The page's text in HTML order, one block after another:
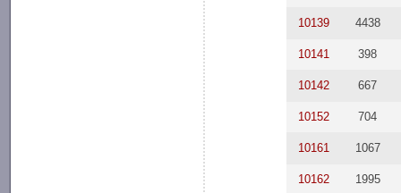
10139 4438
10141 398
10142 667
10152 704
10161 1067
10162 1995